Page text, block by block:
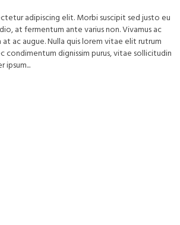
adipiscing elit. Morbi suscipit sed justo eu
at fermentum ante varius non. Vivamus ac
ac augue. Nulla quis lorem vitae elit rutrum
dignissim purus, vitae sollicitudin
ipsum...